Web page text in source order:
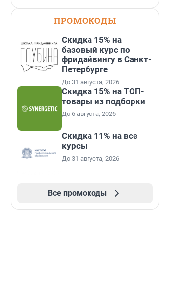
ПРОМОКОДЫ
Скидка 15% на
базовый курс по
фридайвингу в Санкт-
Петербурге
До 31 августа, 2026
Скидка 15% на ТОП-
товары из подборки
До 6 августа, 2026
Скидка 11% на все
курсы
До 31 августа, 2026
Все промокоды